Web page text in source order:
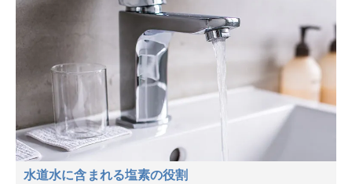
水道水に含まれる塩素の役割